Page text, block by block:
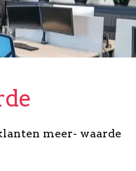
meer- waarde